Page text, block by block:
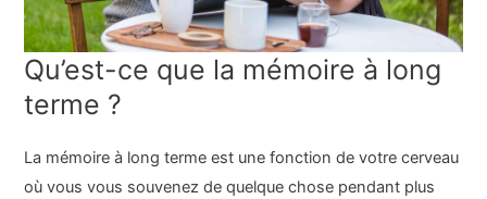
Qu’est-ce que la mémoire à long
terme ?
La mémoire à long terme est une fonction de votre cerveau
où vous vous souvenez de quelque chose pendant plus